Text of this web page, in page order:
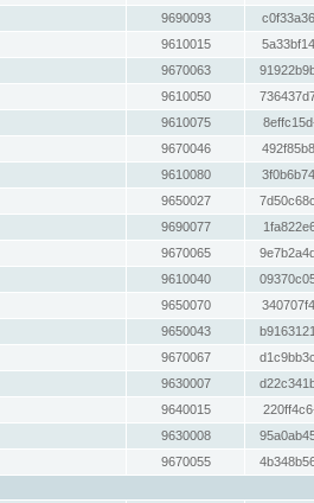
9690093
9610015
9670063
9610050
9610075
9670046
9610080
9650027
9690077
9670065
9610040
9650070
9650043
9670067
9630007
9640015
9630008
9670055